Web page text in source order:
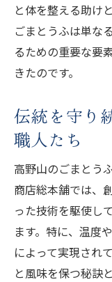
と体を整える助け
ごまとうふは単な
るための重要な要
きたのです。
伝統を守り
職人たち
高野山のごまとう
商店総本舗では、
った技術を駆使し
ます。特に、温度
によって実現され
と風味を保つ秘訣